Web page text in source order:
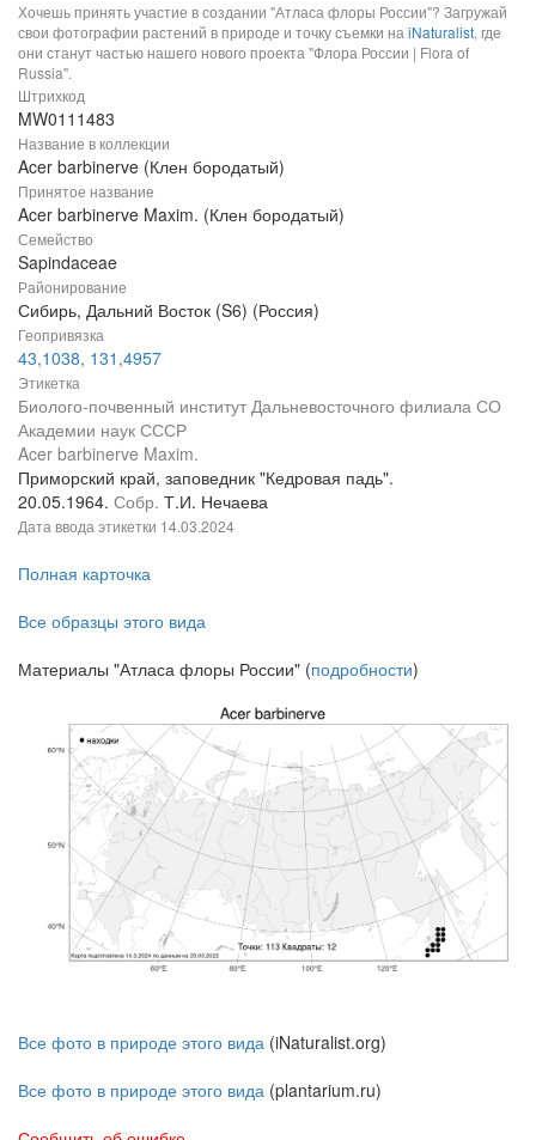
Хочешь принять участие в создании "Атласа флоры России"? Загружай
свои фотографии растений в природе и точку съемки наiNaturalist, где
они станут частью нашего нового проекта "Флора России | Flora of
Russia".
Штрихкод
MW0111483
Название в коллекции
Acer barbinerve (Клен бородатый)
Принятое название
Acer barbinerve Maxim. (Клен бородатый)
Семейство
Sapindaceae
Районирование
Сибирь, Дальний Восток (S6) (Россия)
Геопривязка
43,1038, 131,4957
Этикетка
Биолого-почвенный институт Дальневосточного филиала СО
Академии наук СССР
Acer barbinerve Maxim.
Приморский край, заповедник "Кедровая падь".
20.05.1964. Собр. Т.И. Нечаева
Дата ввода этикетки 14.03.2024
Полная карточка
Все образцы этого вида
Материалы "Атласа флоры России" (подробности)
Все фото в природе этого вида (iNaturalist.org)
Все фото в природе этого вида (plantarium.ru)